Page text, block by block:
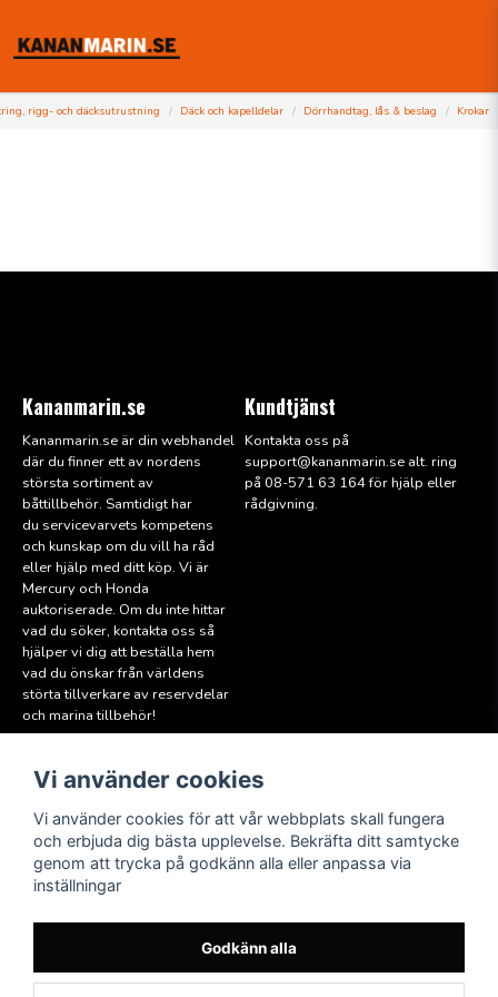
rigg- och däcksutrustning Däck och kapelldelar Dörrhandtag, lås & beslag Krokar
Kananmarin.se
Kananmarin.se är din webhandel
där du finner ett av nordens
största sortiment av
båttillbehör. Samtidigt har
du servicevarvets kompetens
och kunskap om du vill ha råd
eller hjälp med ditt köp. Vi är
Mercury och Honda
auktoriserade. Om du inte hittar
vad du söker, kontakta oss så
hjälper vi dig att beställa hem
vad du önskar från världens
störta tillverkare av reservdelar
och marina tillbehör!
Kundtjänst
Kontakta oss på
support@kananmarin.se alt. ring
på 08-571 63 164 för hjälp eller
rådgivning.
Läs mer
Köpvillkor
Hitta till oss
Miljöpolicy
Medlem i Sweboat
Följ oss
Facebook
Instagram
Vi använder cookies
Vi använder cookies för att vår webbplats skall fungera
och erbjuda dig bästa upplevelse. Bekräfta ditt samtycke
genom att trycka på godkänn alla eller anpassa via
inställningar
Godkänn alla